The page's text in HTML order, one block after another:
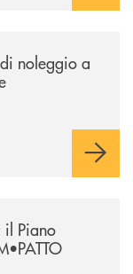
noleggio a
il Piano